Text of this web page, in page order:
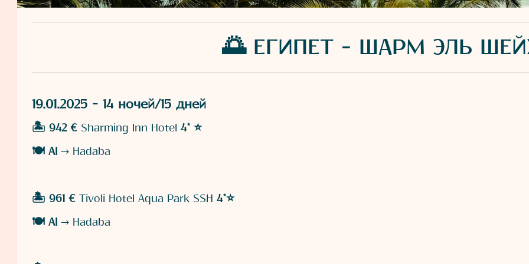
🌅 ЕГИПЕТ - ШАРМ ЭЛЬ
19.01.2025 - 14 ночей/15 дней
🏝️ 942 € Sharming Inn Hotel 4* ⭐️
🍽️ AI → Hadaba
🏝️ 961 € Tivoli Hotel Aqua Park SSH 4*⭐️
🍽️ AI → Hadaba